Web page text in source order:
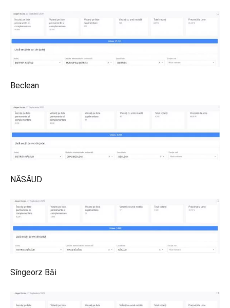
Beclean
NĂSĂUD
Sîngeorz Băi